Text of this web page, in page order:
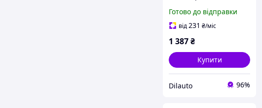
Світла (УТОЧНЮЙТЕ
ЦІНУ!)
Готово до відправки
від231 ₴/міс
1 387₴
Купити
Dilauto 96%